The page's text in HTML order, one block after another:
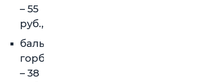
– 55
руб.,
балык
горбуши
– 38